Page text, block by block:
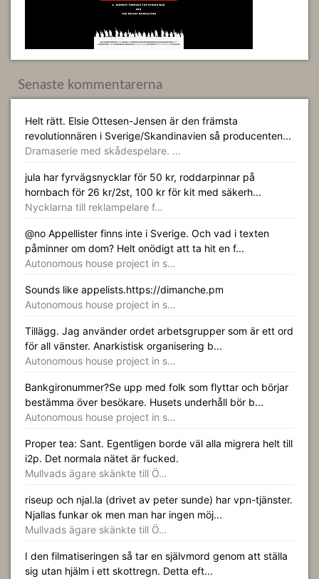
Senaste kommentarerna
Helt rätt. Elsie Ottesen-Jensen är den främsta
revolutionnären i Sverige/Skandinavien så producenten...
Dramaserie med skådespelare. …
jula har fyrvägsnycklar för 50 kr, roddarpinnar på
hornbach för 26 kr/2st, 100 kr för kit med säkerh...
Nycklarna till reklampelare f…
@no Appellister finns inte i Sverige. Och vad i texten
påminner om dom? Helt onödigt att ta hit en f...
Autonomous house project in s…
Sounds like appelists.https://dimanche.pm
Autonomous house project in s…
Tillägg. Jag använder ordet arbetsgrupper som är ett ord
för all vänster. Anarkistisk organisering b...
Autonomous house project in s…
Bankgironummer?Se upp med folk som flyttar och börjar
bestämma över besökare. Husets underhåll bör b...
Autonomous house project in s…
Proper tea: Sant. Egentligen borde väl alla migrera helt till
i2p. Det normala nätet är fucked.
Mullvads ägare skänkte till Ö…
riseup och njal.la (drivet av peter sunde) har vpn-tjänster.
Njallas funkar ok men man har ingen möj...
Mullvads ägare skänkte till Ö…
I den filmatiseringen så tar en självmord genom att ställa
sig utan hjälm i ett skottregn. Detta eft...